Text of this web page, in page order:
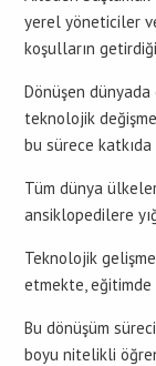
yerel yöneticiler
koşulların
Dönüşen
teknolojik
bu sürece
Tüm dünya
ansiklopedilere
Teknolojik
etmekte,
Bu dönüşüm
boyu nitelikli